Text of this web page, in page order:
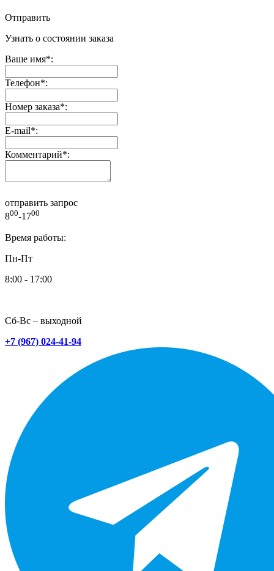
Отправить
Узнать о состоянии заказа
Ваше имя*:
Телефон*:
Номер заказа*:
E-mail*:
Комментарий*:
отправить запрос
800-1700
Время работы:
Пн-Пт
8:00 - 17:00
Сб-Вс – выходной
+7 (967) 024-41-94